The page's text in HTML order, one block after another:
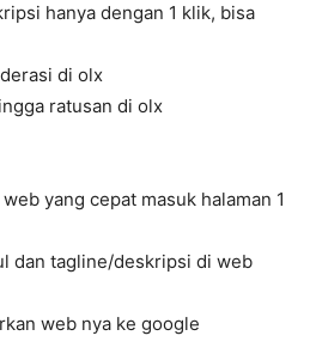
hanya dengan 1 klik, bisa
di olx
ratusan di olx
yang cepat masuk halaman 1
dan tagline/deskripsi di web
web nya ke google